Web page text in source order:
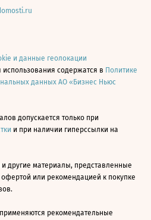
и данные геолокации
использования содержатся в Политике
данных АО «Бизнес Ньюс
допускается только при
и при наличии гиперссылки на
другие материалы, представленные
или рекомендацией к покупке
рекомендательные